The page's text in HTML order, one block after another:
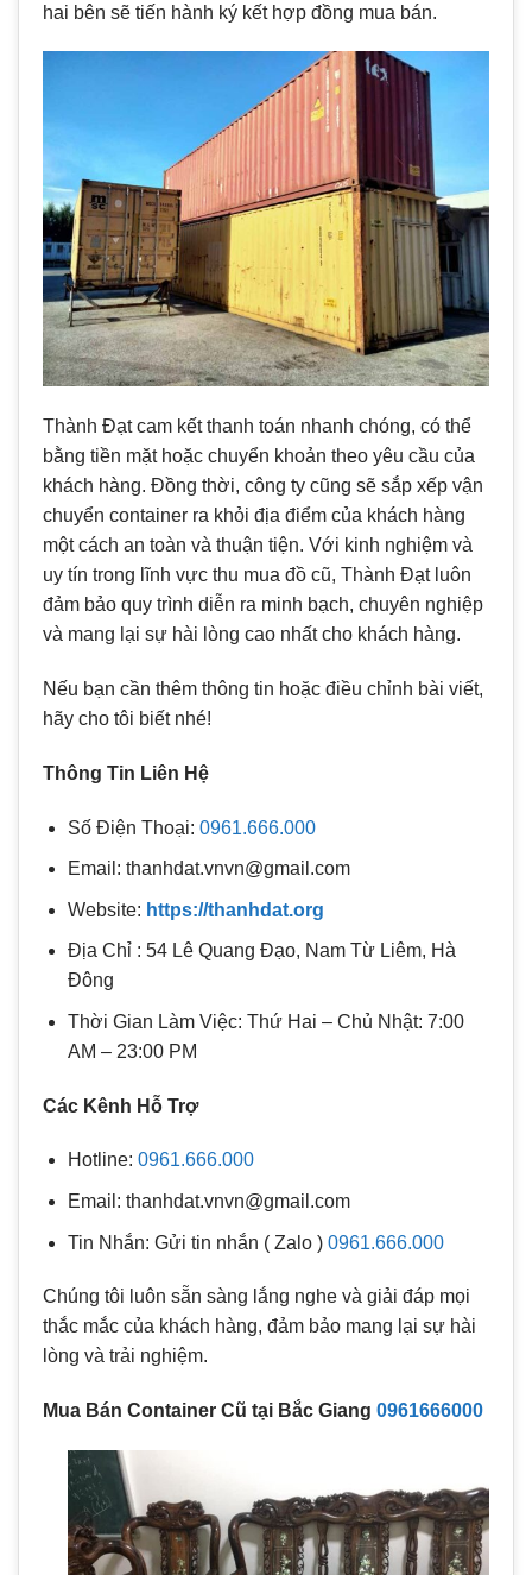
hai bên sẽ tiến hành ký kết hợp đồng mua bán.
Thành Đạt cam kết thanh toán nhanh chóng, có thể
bằng tiền mặt hoặc chuyển khoản theo yêu cầu của
khách hàng. Đồng thời, công ty cũng sẽ sắp xếp vận
chuyển container ra khỏi địa điểm của khách hàng
một cách an toàn và thuận tiện. Với kinh nghiệm và
uy tín trong lĩnh vực thu mua đồ cũ, Thành Đạt luôn
đảm bảo quy trình diễn ra minh bạch, chuyên nghiệp
và mang lại sự hài lòng cao nhất cho khách hàng.
Nếu bạn cần thêm thông tin hoặc điều chỉnh bài viết,
hãy cho tôi biết nhé!
Thông Tin Liên Hệ
Số Điện Thoại: 0961.666.000
Email: thanhdat.vnvn@gmail.com
Website: https://thanhdat.org
Địa Chỉ : 54 Lê Quang Đạo, Nam Từ Liêm, Hà
Đông
Thời Gian Làm Việc: Thứ Hai – Chủ Nhật: 7:00
AM – 23:00 PM
Các Kênh Hỗ Trợ
Hotline: 0961.666.000
Email: thanhdat.vnvn@gmail.com
Tin Nhắn: Gửi tin nhắn ( Zalo ) 0961.666.000
Chúng tôi luôn sẵn sàng lắng nghe và giải đáp mọi
thắc mắc của khách hàng, đảm bảo mang lại sự hài
lòng và trải nghiệm.
Mua Bán Container Cũ tại Bắc Giang 0961666000